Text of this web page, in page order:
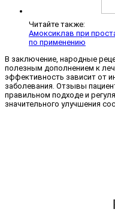
Читайте также:
Амоксиклав при
по применению
В заключение, народные
полезным дополнением к
эффективность зависит от
заболевания. Отзывы
правильном подходе и
значительного улучшения